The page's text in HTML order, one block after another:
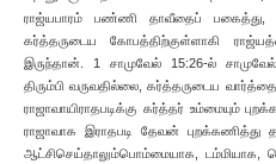
ராஜ்யபாரம் பண்ணி தாவீதைப் பகைத்து,
கர்த்தருடைய கோபத்திற்குள்ளாகி
இருந்தான். 1 சாமுவேல் 15:26-ல்
திரும்பி வருவதில்லை, கர்த்தருடைய
ராஜாவாயிராதபடிக்கு கர்த்தர் உம்மையும்
ராஜாவாக இராதபடி தேவன்
ஆட்சிசெய்தாலும்பொம்மையாக, டம்மியாக,